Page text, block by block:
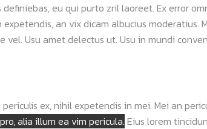
eu qui purto zril laoreet. Ex error
an vix dicam albucius moderatius.
Usu amet delectus ut. Usu in mundi
ex, nihil expetendis in mei. Mei an
alia illum ea vim pericula. Eius lorem